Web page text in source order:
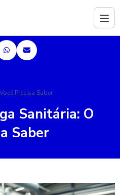
Precisa Saber
Sanitária: O
Saber